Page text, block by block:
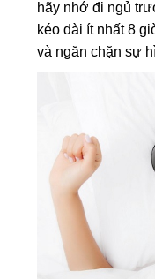
hãy nhớ đi ngủ
kéo dài ít nhất 8
và ngăn chặn sự